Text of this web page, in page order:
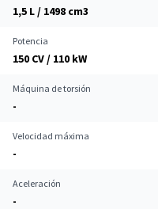
1,5 L / 1498 cm3
Potencia
150 CV / 110 kW
Máquina de torsión
-
Velocidad máxima
-
Aceleración
-